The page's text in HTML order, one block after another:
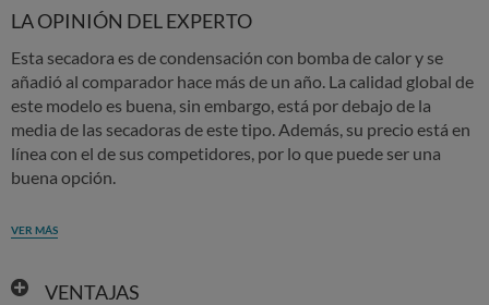
LA OPINIÓN DEL EXPERTO
Esta secadora es de condensación con bomba de calor y se
añadió al comparador hace más de un año. La calidad global de
este modelo es buena, sin embargo, está por debajo de la
media de las secadoras de este tipo. Además, su precio está en
línea con el de sus competidores, por lo que puede ser una
buena opción.
VER MÁS
VENTAJAS